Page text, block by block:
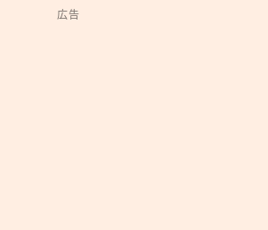
広告